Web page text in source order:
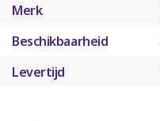
Merk
Beschikbaarheid
Levertijd